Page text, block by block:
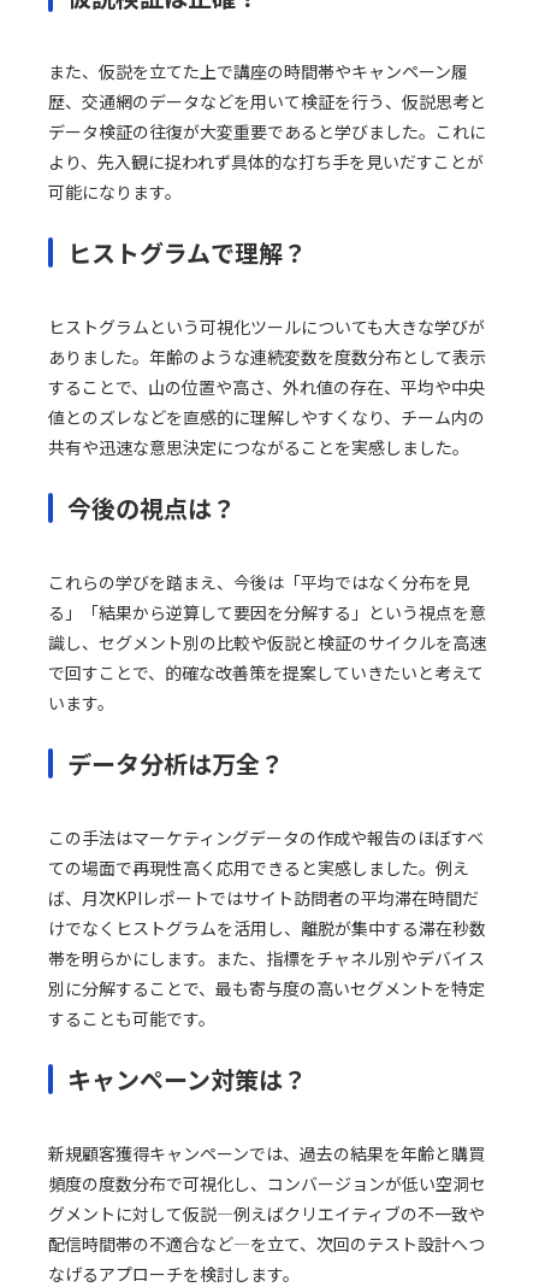
また、仮説を立てた上で講座の時間帯やキャンペーン履
歴、交通網のデータなどを用いて検証を行う、仮説思考と
データ検証の往復が大変重要であると学びました。これに
より、先入観に捉われず具体的な打ち手を見いだすことが
可能になります。
ヒストグラムで理解？
ヒストグラムという可視化ツールについても大きな学びが
ありました。年齢のような連続変数を度数分布として表示
することで、山の位置や高さ、外れ値の存在、平均や中央
値とのズレなどを直感的に理解しやすくなり、チーム内の
共有や迅速な意思決定につながることを実感しました。
今後の視点は？
これらの学びを踏まえ、今後は「平均ではなく分布を見
る」「結果から逆算して要因を分解する」という視点を意
識し、セグメント別の比較や仮説と検証のサイクルを高速
で回すことで、的確な改善策を提案していきたいと考えて
います。
データ分析は万全？
この手法はマーケティングデータの作成や報告のほぼすべ
ての場面で再現性高く応用できると実感しました。例え
ば、月次KPIレポートではサイト訪問者の平均滞在時間だ
けでなくヒストグラムを活用し、離脱が集中する滞在秒数
帯を明らかにします。また、指標をチャネル別やデバイス
別に分解することで、最も寄与度の高いセグメントを特定
することも可能です。
キャンペーン対策は？
新規顧客獲得キャンペーンでは、過去の結果を年齢と購買
頻度の度数分布で可視化し、コンバージョンが低い空洞セ
グメントに対して仮説―例えばクリエイティブの不一致や
配信時間帯の不適合など―を立て、次回のテスト設計へつ
なげるアプローチを検討します。